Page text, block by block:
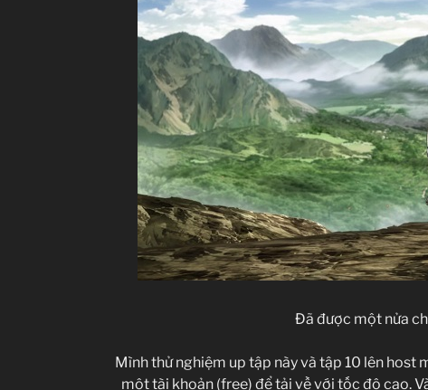
Đã được một nửa
Mình thử nghiệm up tập này và tập 10 lên host
một tài khoản (free) để tải về với tốc độ cao.